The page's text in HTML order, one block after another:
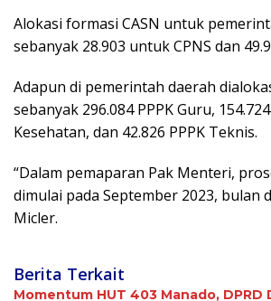
Alokasi formasi CASN untuk
sebanyak 28.903 untuk CPNS dan
Adapun di pemerintah daerah
sebanyak 296.084 PPPK Guru,
Kesehatan, dan 42.826 PPPK Teknis.
“Dalam pemaparan Pak Menteri,
dimulai pada September 2023, bulan
Micler.
Berita Terkait
Momentum HUT 403 Manado, DPRD